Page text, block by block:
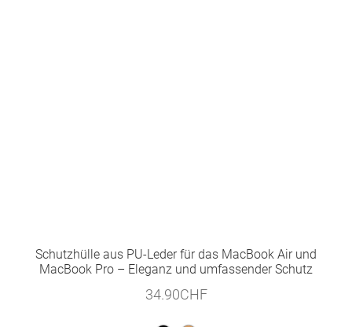
Schutzhülle aus PU-Leder für das MacBook Air und
MacBook Pro – Eleganz und umfassender Schutz
34.90CHF